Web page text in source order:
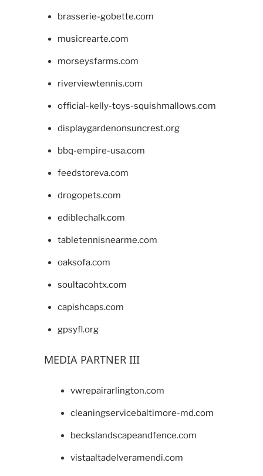
brasserie-gobette.com
musicrearte.com
morseysfarms.com
riverviewtennis.com
official-kelly-toys-squishmallows.com
displaygardenonsuncrest.org
bbq-empire-usa.com
feedstoreva.com
drogopets.com
ediblechalk.com
tabletennisnearme.com
oaksofa.com
soultacohtx.com
capishcaps.com
gpsyfl.org
MEDIA PARTNER III
vwrepairarlington.com
cleaningservicebaltimore-md.com
beckslandscapeandfence.com
vistaaltadelveramendi.com